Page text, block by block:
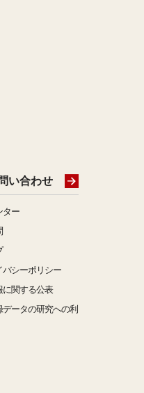
掲載しました
催のお知らせ
ました
催のお知らせ
い合わせ
ター
バシーポリシー
に関する公表
データの研究への利